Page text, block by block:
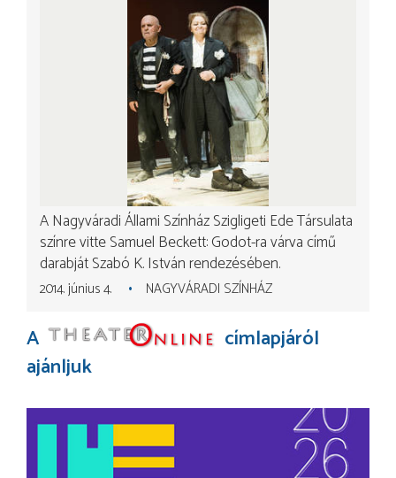
A Nagyváradi Állami Színház Szigligeti Ede Társulata
színre vitte Samuel Beckett: Godot-ra várva című
darabját Szabó K. István rendezésében.
2014. június 4. NAGYVÁRADI SZÍNHÁZ
A
címlapjáról
ajánljuk